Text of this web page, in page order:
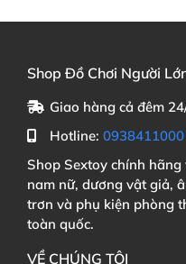
Shop Đồ Chơi Người
Giao hàng cả đêm
Hotline: 0938411000
Shop Sextoy chính
nam nữ, dương vật giả,
trơn và phụ kiện phòng
toàn quốc.
VỀ CHÚNG TÔI